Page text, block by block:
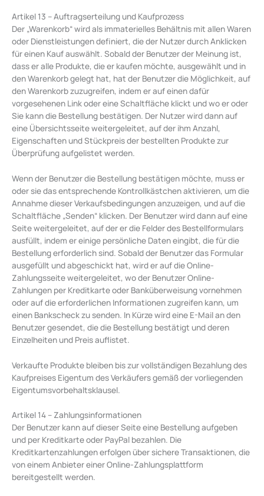
Artikel 13 – Auftragserteilung und Kaufprozess
Der „Warenkorb“ wird als immaterielles Behältnis mit allen Waren
oder Dienstleistungen definiert, die der Nutzer durch Anklicken
für einen Kauf auswählt. Sobald der Benutzer der Meinung ist,
dass er alle Produkte, die er kaufen möchte, ausgewählt und in
den Warenkorb gelegt hat, hat der Benutzer die Möglichkeit, auf
den Warenkorb zuzugreifen, indem er auf einen dafür
vorgesehenen Link oder eine Schaltfläche klickt und wo er oder
Sie kann die Bestellung bestätigen. Der Nutzer wird dann auf
eine Übersichtsseite weitergeleitet, auf der ihm Anzahl,
Eigenschaften und Stückpreis der bestellten Produkte zur
Überprüfung aufgelistet werden.
Wenn der Benutzer die Bestellung bestätigen möchte, muss er
oder sie das entsprechende Kontrollkästchen aktivieren, um die
Annahme dieser Verkaufsbedingungen anzuzeigen, und auf die
Schaltfläche „Senden“ klicken. Der Benutzer wird dann auf eine
Seite weitergeleitet, auf der er die Felder des Bestellformulars
ausfüllt, indem er einige persönliche Daten eingibt, die für die
Bestellung erforderlich sind. Sobald der Benutzer das Formular
ausgefüllt und abgeschickt hat, wird er auf die Online-
Zahlungsseite weitergeleitet, wo der Benutzer Online-
Zahlungen per Kreditkarte oder Banküberweisung vornehmen
oder auf die erforderlichen Informationen zugreifen kann, um
einen Bankscheck zu senden. In Kürze wird eine E-Mail an den
Benutzer gesendet, die die Bestellung bestätigt und deren
Einzelheiten und Preis auflistet.
Verkaufte Produkte bleiben bis zur vollständigen Bezahlung des
Kaufpreises Eigentum des Verkäufers gemäß der vorliegenden
Eigentumsvorbehaltsklausel.
Artikel 14 – Zahlungsinformationen
Der Benutzer kann auf dieser Seite eine Bestellung aufgeben
und per Kreditkarte oder PayPal bezahlen. Die
Kreditkartenzahlungen erfolgen über sichere Transaktionen, die
von einem Anbieter einer Online-Zahlungsplattform
bereitgestellt werden.